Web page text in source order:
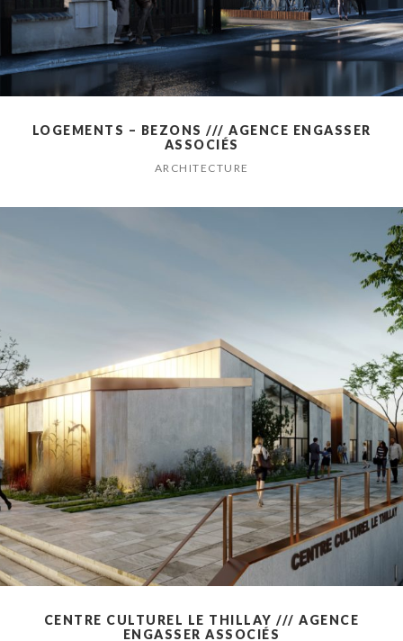
LOGEMENTS – BEZONS /// AGENCE ENGASSER
ASSOCIÉS
ARCHITECTURE
CENTRE CULTUREL LE THILLAY /// AGENCE
ENGASSER ASSOCIÉS